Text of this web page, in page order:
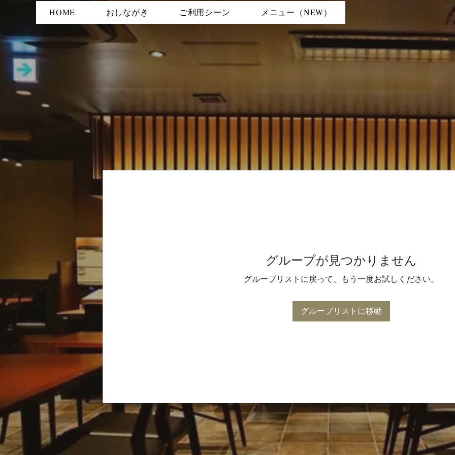
HOME おしながき ご利用シーン メニュー（NEW）
グループが見つかりません
グループリストに戻って、もう一度お試しください。
グループリストに移動